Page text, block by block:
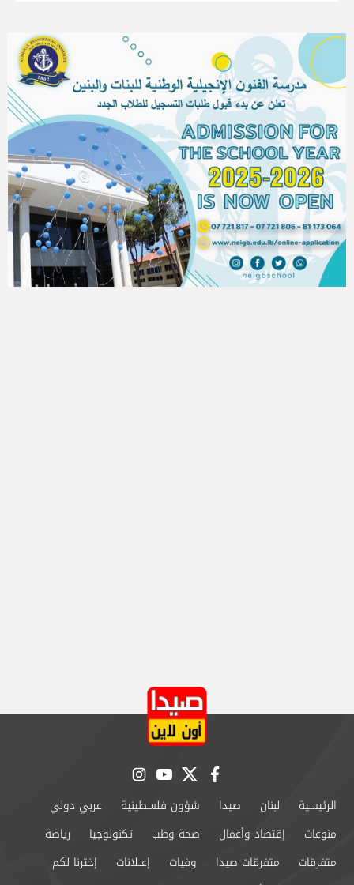
facebook
twitter
youtube
instagram
الرئيسية لبنان صيدا شؤون فلسطينية
عربي دولي
منوعات
إقتصاد وأعمال صحة وطب تكنولوجيا
رياضة
متفرقات
متفرقات صيدا وفيات إعــلانات
إخترنا لكم